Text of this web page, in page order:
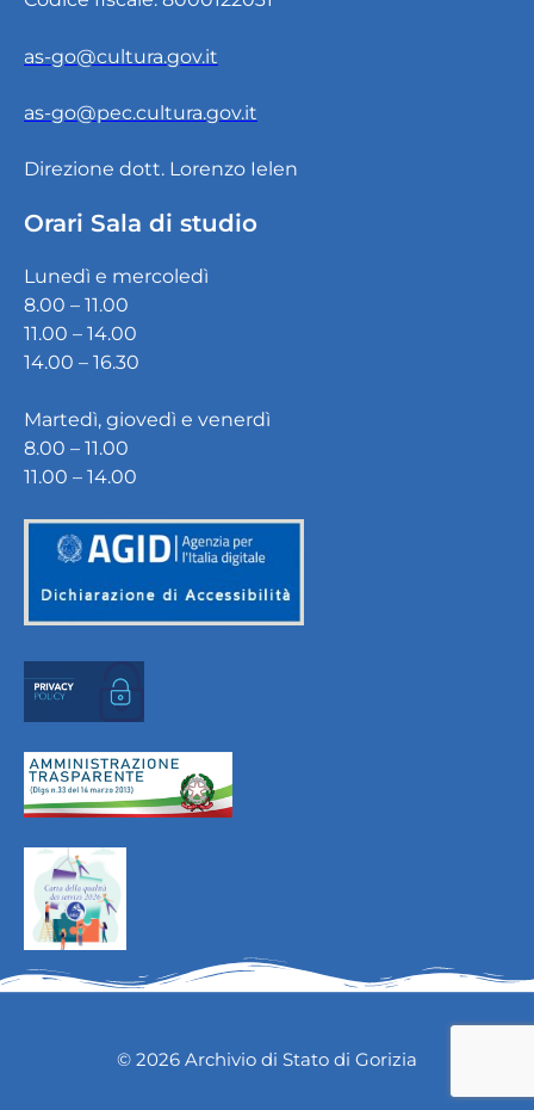
as-go@cultura.gov.it
as-go@pec.cultura.gov.it
Direzione dott. Lorenzo Ielen
Orari Sala di studio
Lunedì e mercoledì
8.00 – 11.00
11.00 – 14.00
14.00 – 16.30
Martedì, giovedì e venerdì
8.00 – 11.00
11.00 – 14.00
© 2026 Archivio di Stato di Gorizia